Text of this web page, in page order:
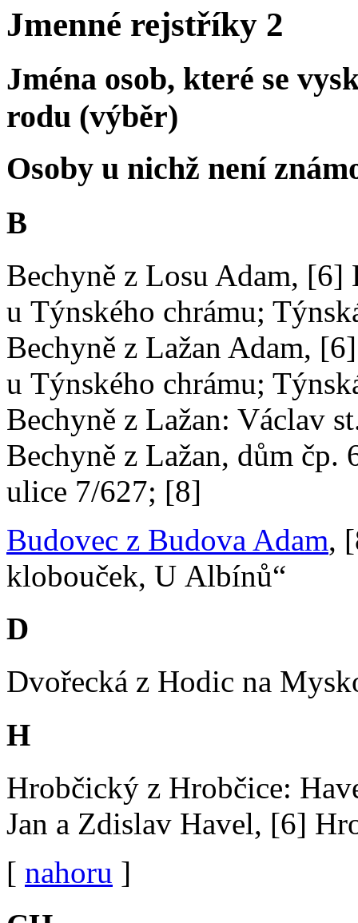
Jmenné rejstříky 2
Jména osob, které se
rodu (výběr)
Osoby u nichž není
B
Bechyně z Losu Adam, [6]
u Týnského chrámu;
Bechyně z Lažan Adam,
u Týnského chrámu;
Bechyně z Lažan: Václav
Bechyně z Lažan, dům čp.
ulice 7/627; [8]
Budovec z Budova Adam,
klobouček, U Albínů“
D
Dvořecká z Hodic na
H
Hrobčický z Hrobčice:
Jan a Zdislav Havel, [6]
[ nahoru ]